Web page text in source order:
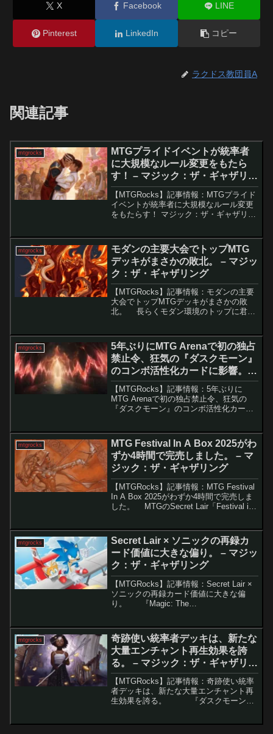
X Facebook LINE
Pinterest LinkedIn コピー
ラクドス教団員A
関連記事
mtgrocks
MTGプライドイベントが統率者
に大規模なルール変更をもたら
す！ – マジック：ザ・ギャザリン
グ
【MTGRocks】記事情報：MTGプライド
イベントが統率者に大規模なルール変更
をもたらす！ マジック：ザ・ギャザリン
い統率者イベントを企画して...
mtgrocks
モダンの主要大会でトップMTG
デッキがまさかの敗北。 – マジッ
ク：ザ・ギャザリング
【MTGRocks】記事情報：モダンの主要
大会でトップMTGデッキがまさかの敗
北。 長らくモダン環境のトップに君臨
Lair」で精彩を欠...
mtgrocks
5年ぶりにMTG Arenaで初の独占
禁止令、狂気の『ダスクモーン』
のコンボ活性化カードに影響。 –
マジック：ザ・ギャザリング
【MTGRocks】記事情報：5年ぶりに
MTG Arenaで初の独占禁止令、狂気の
『ダスクモーン』のコンボ活性化カード
ォームであるMTG Arenaは、リア...
mtgrocks
MTG Festival In A Box 2025がわ
ずか4時間で完売しました。 – マ
ジック：ザ・ギャザリング
【MTGRocks】記事情報：MTG Festival
In A Box 2025がわずか4時間で完売しま
した。 MTGのSecret Lair「Festival in
mtgrocks
Secret Lair × ソニックの再録カ
ード価値に大きな偏り。 – マジッ
ク：ザ・ギャザリング
【MTGRocks】記事情報：Secret Lair ×
ソニックの再録カード価値に大きな偏
り。 『Magic: The
今度は「ソニック・ザ・ヘ...
mtgrocks
奇跡使い統率者デッキは、新たな
大量エンチャント再生効果を誇
る。 – マジック：ザ・ギャザリン
グ
【MTGRocks】記事情報：奇跡使い統率
者デッキは、新たな大量エンチャント再
生効果を誇る。 『ダスクモーン：